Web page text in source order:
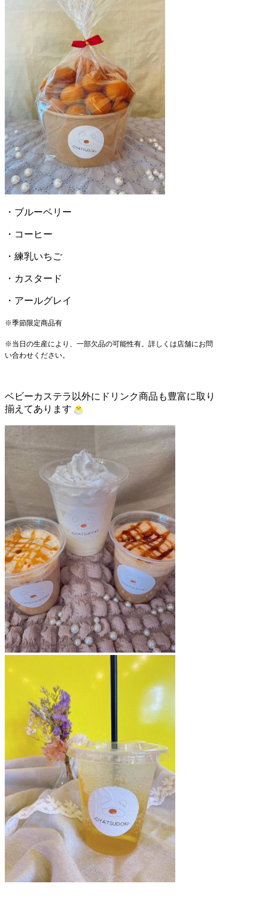
・ブルーベリー
・コーヒー
・練乳いちご
・カスタード
・アールグレイ
※季節限定商品有
※当日の生産により、一部欠品の可能性有。詳しくは店舗にお問
い合わせください。
ベビーカステラ以外にドリンク商品も豊富に取り
揃えてあります